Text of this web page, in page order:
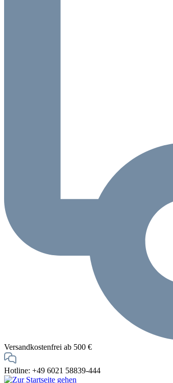
Versandkostenfrei ab 500 €
Hotline: +49 6021 58839-444